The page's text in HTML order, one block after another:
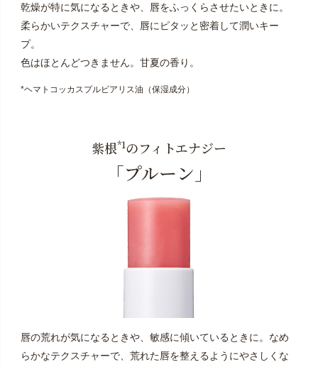
乾燥が特に気になるときや、唇をふっくらさせたいときに。
柔らかいテクスチャーで、唇にピタッと密着して潤いキー
プ。
色はほとんどつきません。甘夏の香り。
*ヘマトコッカスプルビアリス油（保湿成分）
紫根*1のフィトエナジー
「プルーン」
唇の荒れが気になるときや、敏感に傾いているときに。 なめ
らかなテクスチャーで、荒れた唇を整えるようにやさしく な